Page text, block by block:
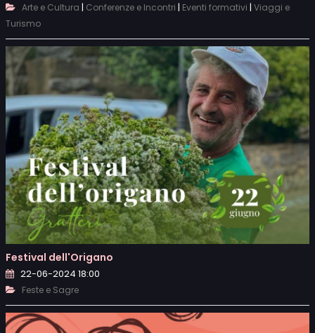
Arte e Cultura | Conferenze e Incontri | Eventi formativi | Viaggi e
Turismo
Festival dell'Origano
22-06-2024 18:00
Feste e Sagre